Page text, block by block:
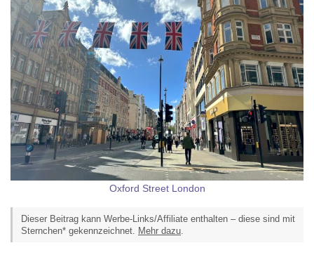
Oxford Street London
Dieser Beitrag kann Werbe-Links/Affiliate enthalten – diese sind mit
Sternchen* gekennzeichnet. Mehr dazu.